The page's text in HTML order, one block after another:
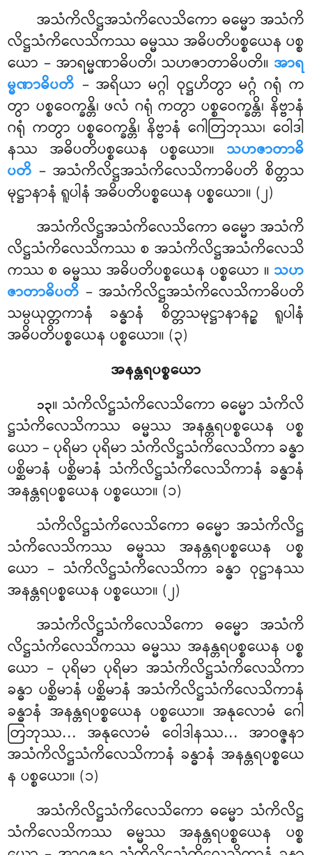
အသံကိလိဋ္ဌအသံကိလေသိကော ဓမ္မော အသံကိ
လိဋ္ဌသံကိလေသိကဿ ဓမ္မဿ အဓိပတိပစ္စယေန ပစ္စ
ယော – အာရမ္မဏာဓိပတိ၊ သဟဇာတာဓိပတိ။ အာရ
မ္မဏာဓိပတိ – အရိယာ မဂ္ဂါ ဝုဋ္ဌဟိတွာ မဂ္ဂံ ဂရုံ က
တွာ ပစ္စဝေက္ခန္တိ၊ ဖလံ ဂရုံ ကတွာ ပစ္စဝေက္ခန္တိ၊ နိဗ္ဗာနံ
ဂရုံ ကတွာ ပစ္စဝေက္ခန္တိ၊ နိဗ္ဗာနံ ဂေါတြဘုဿ၊ ဝေါဒါ
နဿ အဓိပတိပစ္စယေန ပစ္စယော။ သဟဇာတာဓိ
ပတိ – အသံကိလိဋ္ဌအသံကိလေသိကာဓိပတိ စိတ္တသ
မုဋ္ဌာနာနံ ရူပါနံ အဓိပတိပစ္စယေန ပစ္စယော။ (၂)
အသံကိလိဋ္ဌအသံကိလေသိကော ဓမ္မော အသံကိ
လိဋ္ဌသံကိလေသိကဿ စ အသံကိလိဋ္ဌအသံကိလေသိ
ကဿ စ ဓမ္မဿ အဓိပတိပစ္စယေန ပစ္စယော ။ သဟ
ဇာတာဓိပတိ – အသံကိလိဋ္ဌအသံကိလေသိကာဓိပတိ
သမ္ပယုတ္တကာနံ ခန္ဓာနံ စိတ္တသမုဋ္ဌာနာနဉ္စ ရူပါနံ
အဓိပတိပစ္စယေန ပစ္စယော။ (၃)
အနန္တရပစ္စယော
၁၃။ သံကိလိဋ္ဌသံကိလေသိကော ဓမ္မော သံကိလိ
ဋ္ဌသံကိလေသိကဿ ဓမ္မဿ အနန္တရပစ္စယေန ပစ္စ
ယော – ပုရိမာ ပုရိမာ သံကိလိဋ္ဌသံကိလေသိကာ ခန္ဓာ
ပစ္ဆိမာနံ ပစ္ဆိမာနံ သံကိလိဋ္ဌသံကိလေသိကာနံ ခန္ဓာနံ
အနန္တရပစ္စယေန ပစ္စယော။ (၁)
သံကိလိဋ္ဌသံကိလေသိကော ဓမ္မော အသံကိလိဋ္ဌ
သံကိလေသိကဿ ဓမ္မဿ အနန္တရပစ္စယေန ပစ္စ
ယော – သံကိလိဋ္ဌသံကိလေသိကာ ခန္ဓာ ဝုဋ္ဌာနဿ
အနန္တရပစ္စယေန ပစ္စယော။ (၂)
အသံကိလိဋ္ဌသံကိလေသိကော ဓမ္မော အသံကိ
လိဋ္ဌသံကိလေသိကဿ ဓမ္မဿ အနန္တရပစ္စယေန ပစ္စ
ယော – ပုရိမာ ပုရိမာ အသံကိလိဋ္ဌသံကိလေသိကာ
ခန္ဓာ ပစ္ဆိမာနံ ပစ္ဆိမာနံ အသံကိလိဋ္ဌသံကိလေသိကာနံ
ခန္ဓာနံ အနန္တရပစ္စယေန ပစ္စယော။ အနုလောမံ ဂေါ
တြဘုဿ… အနုလောမံ ဝေါဒါနဿ… အာဝဇ္ဇနာ
အသံကိလိဋ္ဌသံကိလေသိကာနံ ခန္ဓာနံ အနန္တရပစ္စယေ
န ပစ္စယော။ (၁)
အသံကိလိဋ္ဌသံကိလေသိကော ဓမ္မော သံကိလိဋ္ဌ
သံကိလေသိကဿ ဓမ္မဿ အနန္တရပစ္စယေန ပစ္စ